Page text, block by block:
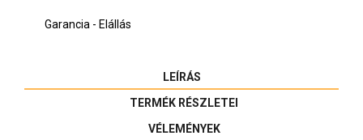
Garancia - Elállás
LEÍRÁS
TERMÉK RÉSZLETEI
VÉLEMÉNYEK